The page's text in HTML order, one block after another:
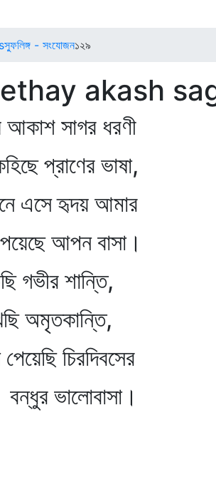
স্ফুলিঙ্গ - সংযোজন১২৯
akash
সাগর ধরণী
প্রাণের ভাষা,
এসে হৃদয় আমার
আপন বাসা।
গভীর শান্তি,
অমৃতকান্তি,
চিরদিবসের
ভালোবাসা।